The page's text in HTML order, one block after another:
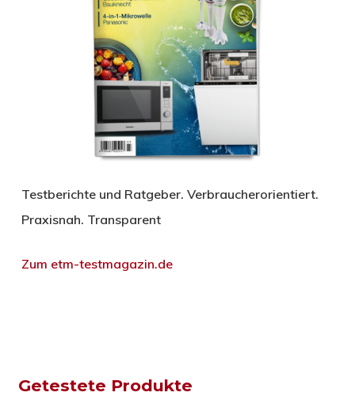
Testberichte und Ratgeber. Verbraucherorientiert.
Praxisnah. Transparent
Zum etm-testmagazin.de
Getestete Produkte